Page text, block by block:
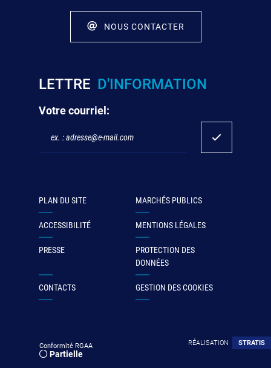
NOUS CONTACTER
LETTRE D'INFORMATION
Votre courriel:
PLAN DU SITE MARCHÉS PUBLICS
ACCESSIBILITÉ MENTIONS LÉGALES
PRESSE
PROTECTION DES
DONNÉES
CONTACTS GESTION DES COOKIES
Conformité RGAA
Partielle
RÉALISATION STRATIS